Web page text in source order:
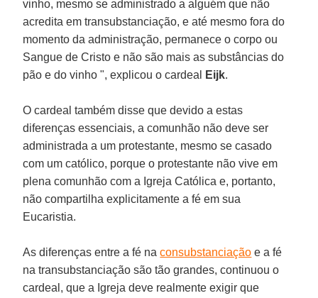
vinho, mesmo se administrado a alguém que não
acredita em transubstanciação, e até mesmo fora do
momento da administração, permanece o corpo ou
Sangue de Cristo e não são mais as substâncias do
pão e do vinho ", explicou o cardeal
Eijk.
O cardeal também disse que devido a estas
diferenças essenciais, a comunhão não deve ser
administrada a um protestante, mesmo se casado
com um católico, porque o protestante não vive em
plena comunhão com a Igreja Católica e, portanto,
não compartilha explicitamente a fé em sua
Eucaristia.
As diferenças entre a fé naconsubstanciação e a fé
na transubstanciação são tão grandes, continuou o
cardeal, que a Igreja deve realmente exigir que